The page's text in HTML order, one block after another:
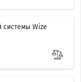
системы Wize